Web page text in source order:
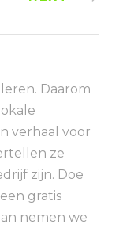
Daarom
verhaal voor
ze
zijn. Doe
gratis
nemen we